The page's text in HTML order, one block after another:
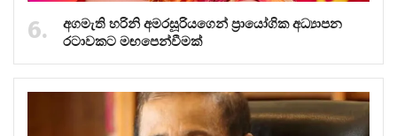
අගමැති හරිනි අමරසූරියගෙන් ප්‍රායෝගික අධ්‍යාපන
රටාවකට මඟපෙන්වීමක්